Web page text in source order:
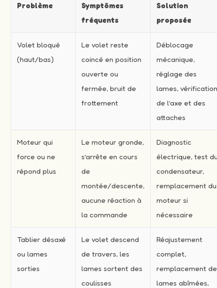
Problème
Symptômes
fréquents
Solution
proposée
Volet bloqué
(haut/bas)
Le volet reste
coincé en position
ouverte ou
fermée, bruit de
frottement
Déblocage
mécanique,
réglage des
lames,
de l’axe et des
attaches
Moteur qui
force ou ne
répond plus
Le moteur gronde,
s’arrête en cours
de
montée/descente,
aucune réaction à
la commande
Diagnostic
électrique, test
condensateur,
remplacement du
moteur si
nécessaire
Tablier désaxé
ou lames
sorties
Le volet descend
de travers, les
lames sortent des
coulisses
Réajustement
complet,
remplacement de
lames abîmées,